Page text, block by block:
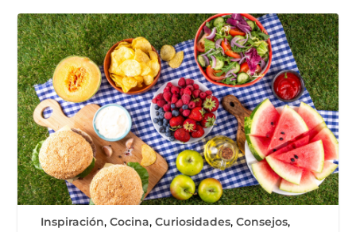
Inspiración,Cocina,Curiosidades,Consejos,